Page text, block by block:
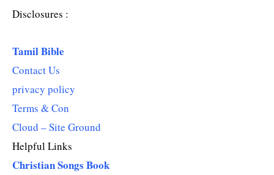
Disclosures :
Tamil Bible
Contact Us
privacy policy
Terms & Con
Cloud – Site Ground
Helpful Links
Christian Songs Book